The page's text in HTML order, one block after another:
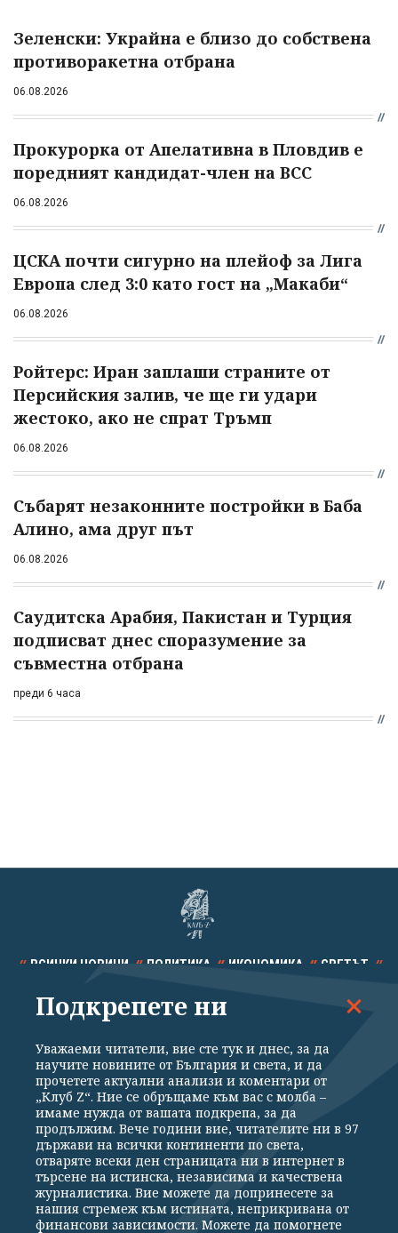
Зеленски: Украйна е близо до собствена
противоракетна отбрана
06.08.2026
Прокурорка от Апелативна в Пловдив е
поредният кандидат-член на ВСС
06.08.2026
ЦСКА почти сигурно на плейоф за Лига
Европа след 3:0 като гост на „Макаби“
06.08.2026
Ройтерс: Иран заплаши страните от
Персийския залив, че ще ги удари
жестоко, ако не спрат Тръмп
06.08.2026
Събарят незаконните постройки в Баба
Алино, ама друг път
06.08.2026
Саудитска Арабия, Пакистан и Турция
подписват днес споразумение за
съвместна отбрана
преди 6 часа
ВСИЧКИ НОВИНИ ПОЛИТИКА ИКОНОМИКА СВЕТЪТ
СПОРТ КУЛТУРА ТЕХНОЛОГИИ КАЛЕЙДОСКОП
Общи условия
Политика за поверителност
Реклама
Партньори Контакти
За Клуб Z
Екип
Подкрепете ни
Подкрепете ни
Уважаеми читатели, вие сте тук и днес, за да
научите новините от България и света, и да
прочетете актуални анализи и коментари от
„Клуб Z“. Ние се обръщаме към вас с молба –
имаме нужда от вашата подкрепа, за да
продължим. Вече години вие, читателите ни в 97
държави на всички континенти по света,
отваряте всеки ден страницата ни в интернет в
търсене на истинска, независима и качествена
журналистика. Вие можете да допринесете за
нашия стремеж към истината, неприкривана от
финансови зависимости. Можете да помогнете